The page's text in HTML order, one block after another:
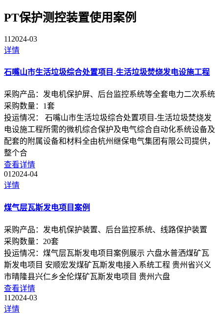
PT保护测控装置使用案例
11 2024-03
详情
石嘴山市生活垃圾综合处置项目-生活垃圾焚烧发电设施工程
采购产品： 发电机保护屏、后台监控系统等全套电力二次系统
采购数量： 1套
投运情况：
石嘴山市生活垃圾综合处置项目-生活垃圾焚烧发
电设施工程所需的微机综合保护及电气综合自动化系统设备及
配套的附属设备和材料全由杭州继保电气集团有限公司提供，
整个合
查看详情
012024-04
详情
煤气层瓦斯发电项目案例
采购产品： 发电机保护装置、后台监控系统、线路保护装置
采购数量： 20套
投运情况： 煤气层瓦斯发电项目案例展示 六盘水普洒煤矿瓦
斯发电项目 安顺宏发煤矿瓦斯发电接入系统工程 贵州省兴义
市晴隆县兴仁乡全伦煤矿瓦斯发电项目 贵州六盘
查看详情
11 2024-03
详情